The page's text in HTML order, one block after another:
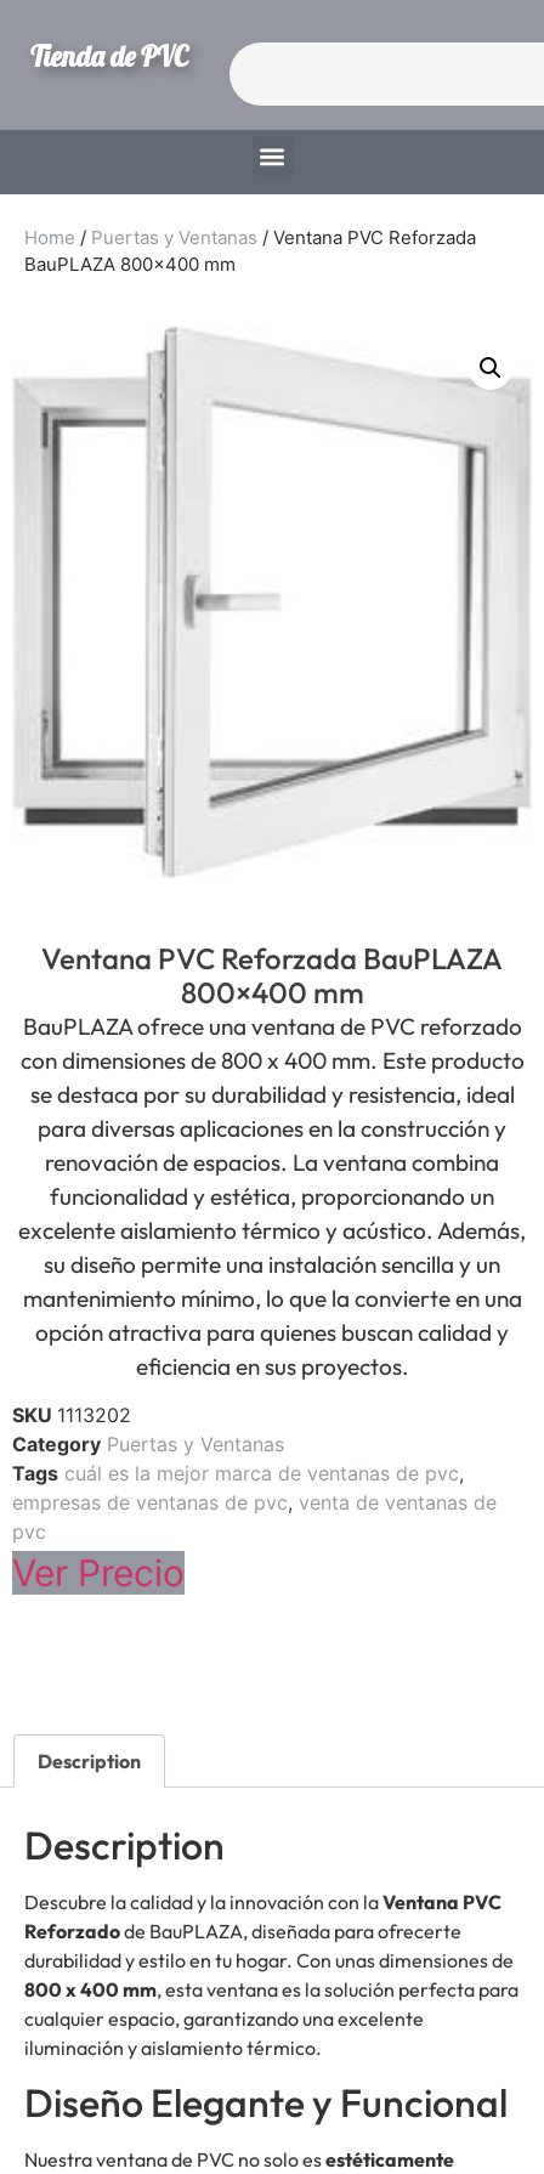
Tienda de PVC
Home / Puertas y Ventanas / Ventana PVC Reforzada
BauPLAZA 800×400 mm
Ventana PVC Reforzada BauPLAZA
800×400 mm
BauPLAZA ofrece una ventana de PVC reforzado
con dimensiones de 800 x 400 mm. Este producto
se destaca por su durabilidad y resistencia, ideal
para diversas aplicaciones en la construcción y
renovación de espacios. La ventana combina
funcionalidad y estética, proporcionando un
excelente aislamiento térmico y acústico. Además,
su diseño permite una instalación sencilla y un
mantenimiento mínimo, lo que la convierte en una
opción atractiva para quienes buscan calidad y
eficiencia en sus proyectos.
SKU 1113202
Category Puertas y Ventanas
Tags cuál es la mejor marca de ventanas de pvc,
empresas de ventanas de pvc, venta de ventanas de
pvc
Ver Precio
Description
Description
Descubre la calidad y la innovación con laVentana PVC
Reforzadode BauPLAZA, diseñada para ofrecerte
durabilidad y estilo en tu hogar. Con unas dimensiones de
800 x 400 mm, esta ventana es la solución perfecta para
cualquier espacio, garantizando una excelente
iluminación y aislamiento térmico.
Diseño Elegante y Funcional
Nuestra ventana de PVC no solo esestéticamente